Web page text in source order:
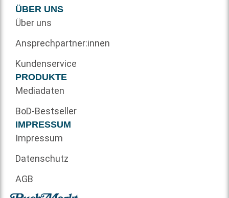
ÜBER UNS
Über uns
Ansprechpartner:innen
Kundenservice
PRODUKTE
Mediadaten
BoD-Bestseller
IMPRESSUM
Impressum
Datenschutz
AGB